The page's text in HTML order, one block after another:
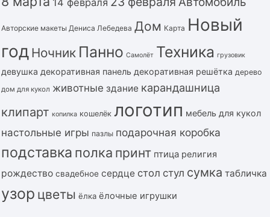
Авторские макеты Дениса Лебедева Дом Карта Новый
год Ночник Панно Самолёт Техника грузовик
девушка декоративная панель декоративная решётка дерево
дом для кукол животные здание карандашница
клипарт копилка кошелёк логотип мебель для кукол
настольные игры пазлы подарочная коробка
подставка полка принт птица религия
рождество свадебное сердце стол стул сумка табличка
узор цветы ёлка ёлочные игрушки